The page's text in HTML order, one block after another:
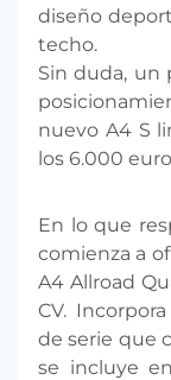
diseño
techo.
Sin duda, un
nuevo A4 S
los 6.000
En lo que
comienza a
A4 Allroad
CV.
de serie que
se incluye